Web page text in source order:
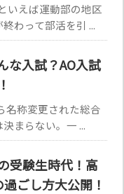
いえば運動部の地区
わって部活を引 ...
な入試？AO入試
名称変更された総合
まらない。一 ...
受験生時代！高
ごし方大公開！